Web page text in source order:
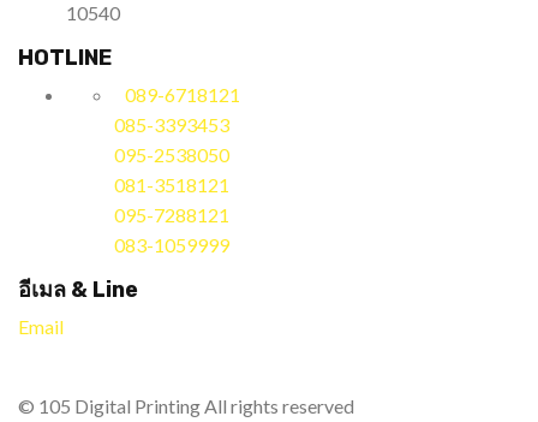
10540
HOTLINE
089-6718121
085-3393453
095-2538050
081-3518121
095-7288121
083-1059999
อีเมล & Line
Email
© 105 Digital Printing All rights reserved